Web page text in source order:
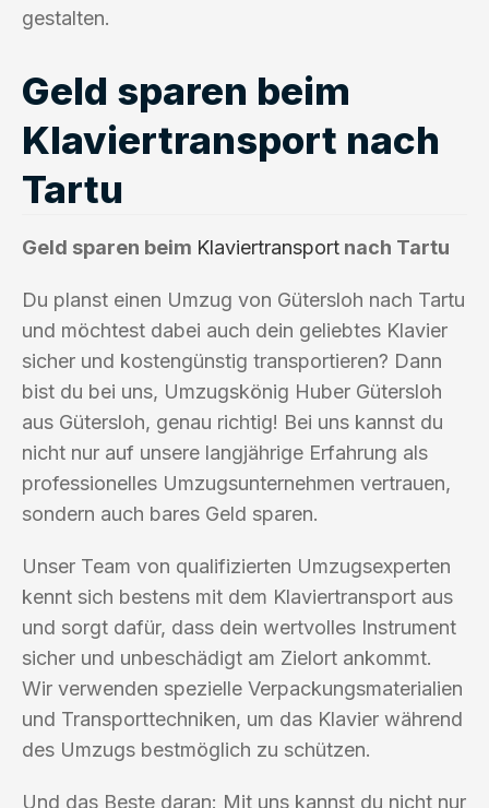
gestalten.
Geld sparen beim
Klaviertransport nach
Tartu
Geld sparen beim Klaviertransport nach Tartu
Du planst einen Umzug von Gütersloh nach Tartu
und möchtest dabei auch dein geliebtes Klavier
sicher und kostengünstig transportieren? Dann
bist du bei uns, Umzugskönig Huber Gütersloh
aus Gütersloh, genau richtig! Bei uns kannst du
nicht nur auf unsere langjährige Erfahrung als
professionelles Umzugsunternehmen vertrauen,
sondern auch bares Geld sparen.
Unser Team von qualifizierten Umzugsexperten
kennt sich bestens mit dem Klaviertransport aus
und sorgt dafür, dass dein wertvolles Instrument
sicher und unbeschädigt am Zielort ankommt.
Wir verwenden spezielle Verpackungsmaterialien
und Transporttechniken, um das Klavier während
des Umzugs bestmöglich zu schützen.
Und das Beste daran: Mit uns kannst du nicht nur